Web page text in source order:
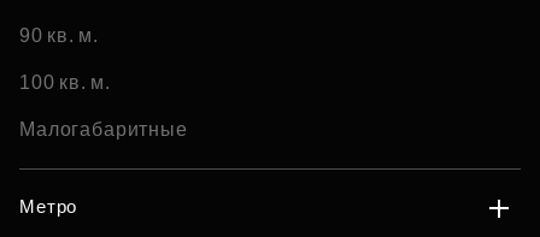
90 кв. м.
100 кв. м.
Малогабаритные
Метро